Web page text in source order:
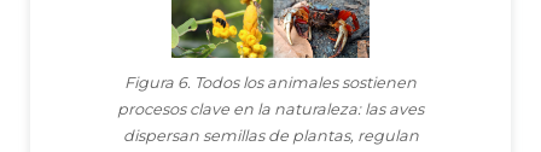
Figura 6. Todos los animales sostienen
procesos clave en la naturaleza: las aves
dispersan semillas de plantas, regulan